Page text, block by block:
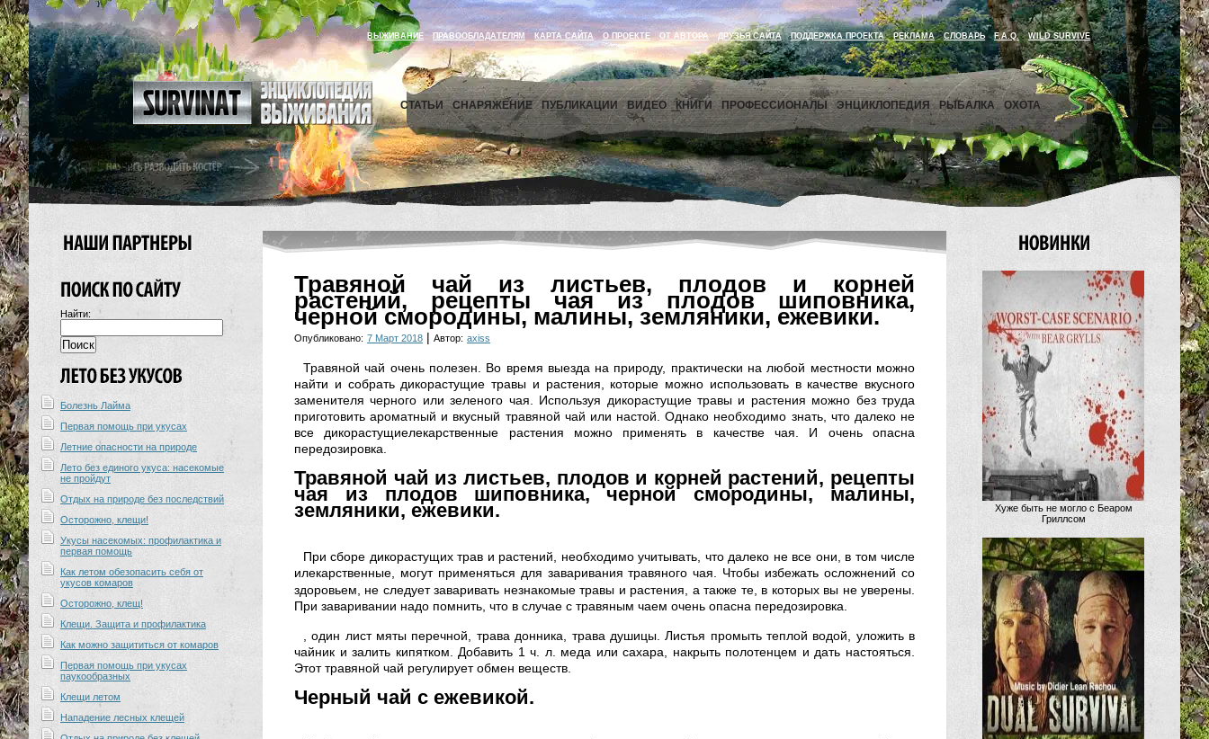
ВЫЖИВАНИЕ ПРАВООБЛАДАТЕЛЯМ КАРТА САЙТА О ПРОЕКТЕ ОТ АВТОРА ДРУЗЬЯ САЙТА ПОДДЕРЖКА ПРОЕКТА РЕКЛАМА СЛОВАРЬ F.A.Q. WILD SURVIVE
СТАТЬИ СНАРЯЖЕНИЕ ПУБЛИКАЦИИ ВИДЕО КНИГИ ПРОФЕССИОНАЛЫ ЭНЦИКЛОПЕДИЯ РЫБАЛКА ОХОТА
Найти:
Болезнь Лайма
Первая помощь при укусах
Летние опасности на природе
Лето без единого укуса: насекомые
не пройдут
Отдых на природе без последствий
Осторожно, клещи!
Укусы насекомых: профилактика и
первая помощь
Как летом обезопасить себя от
укусов комаров
Осторожно, клещ!
Клещи. Защита и профилактика
Как можно защититься от комаров
Первая помощь при укусах
паукообразных
Клещи летом
Нападение лесных клещей
Травяной чай из листьев, плодов и корней
растений, рецепты чая из плодов шиповника,
черной смородины, малины, земляники, ежевики.
Опубликовано: 7 Март 2018 | Автор: axiss
Травяной чай очень полезен. Во время выезда на природу, практически на любой местности можно
найти и собрать дикорастущие травы и растения, которые можно использовать в качестве вкусного
заменителя черного или зеленого чая. Используя дикорастущие травы и растения можно без труда
приготовить ароматный и вкусный травяной чай или настой. Однако необходимо знать, что далеко не
все дикорастущиелекарственные растения можно применять в качестве чая. И очень опасна
передозировка.
Травяной чай из листьев, плодов и корней растений, рецепты
чая из плодов шиповника, черной смородины, малины,
земляники, ежевики.
При сборе дикорастущих трав и растений, необходимо учитывать, что далеко не все они, в том числе
илекарственные, могут применяться для заваривания травяного чая.
Чтобы избежать осложнений со
здоровьем, не следует заваривать незнакомые травы и растения, а также те, в которых вы не уверены.
При заваривании надо помнить, что в случае с травяным чаем очень опасна передозировка.
, один лист мяты перечной, трава донника, трава душицы. Листья промыть теплой водой, уложить в
чайник и залить кипятком. Добавить 1 ч. л. меда или сахара, накрыть полотенцем и дать настояться.
Этот травяной чай регулирует обмен веществ.
Черный чай с ежевикой.
Хуже быть не могло с Беаром
Гриллсом